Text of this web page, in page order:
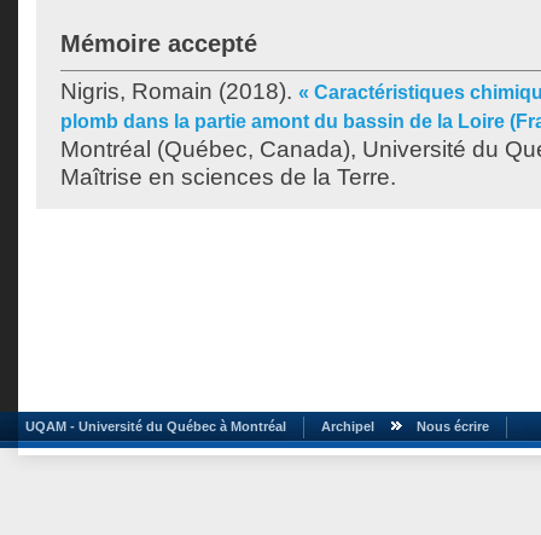
Mémoire accepté
Nigris, Romain (2018). « Caractéristiques
plomb dans la partie amont du bassin de la Loire
Montréal (Québec, Canada), Université du
Maîtrise en sciences de la Terre.
UQAM - Université du Québec à Montréal Archipel Nous écrire